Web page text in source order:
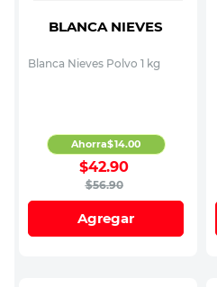
BLANCA NIEVES
Blanca Nieves Polvo 1 kg
$56.90
$42.90
Ahorra$14.00
Agregar